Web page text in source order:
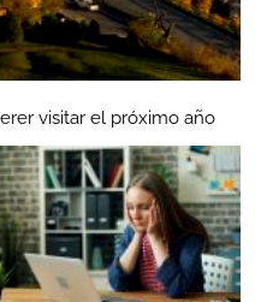
visitar el próximo año